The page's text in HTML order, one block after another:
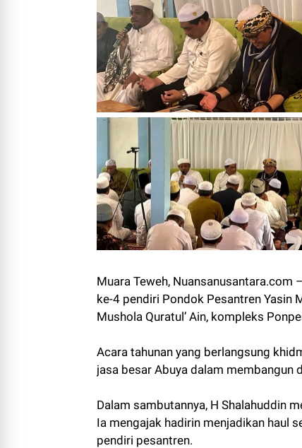
Muara Teweh, Nuansanusantara.com
ke-4 pendiri Pondok Pesantren Yasin
Mushola Quratul’ Ain, kompleks
Acara tahunan yang berlangsung
jasa besar Abuya dalam membangun
Dalam sambutannya, H Shalahuddin
Ia mengajak hadirin menjadikan haul
pendiri pesantren.